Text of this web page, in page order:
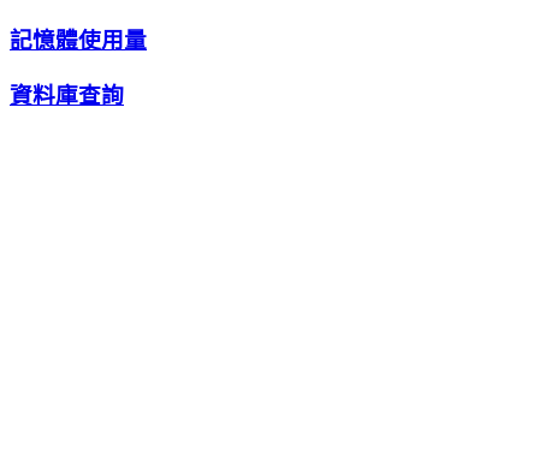
記憶體使用量
資料庫查詢